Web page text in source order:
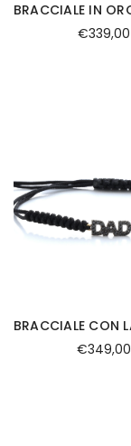
€339,00
€349,00